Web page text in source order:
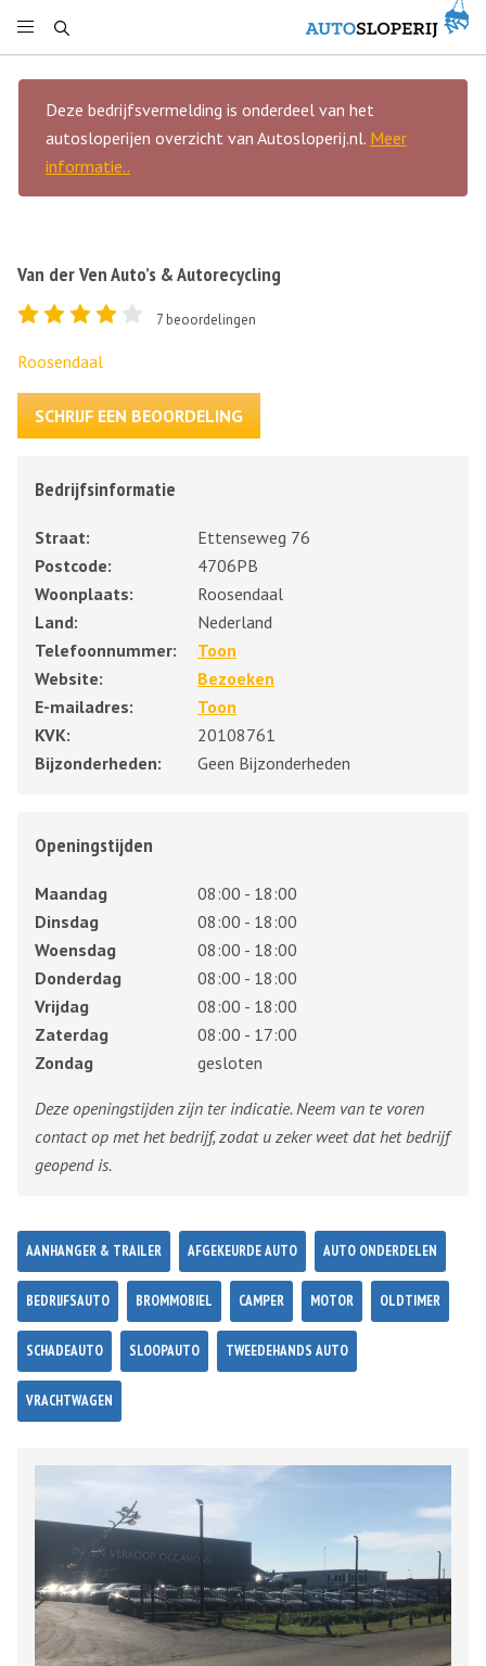
Deze bedrijfsvermelding is onderdeel van het
autosloperijen overzicht van Autosloperij.nl. Meer
informatie..
Van der Ven Auto’s & Autorecycling
7 beoordelingen
Roosendaal
SCHRIJF EEN BEOORDELING
Bedrijfsinformatie
Straat:
Ettenseweg 76
Postcode:
4706PB
Woonplaats:
Roosendaal
Land:
Nederland
Telefoonnummer:
Toon
Website:
Bezoeken
E-mailadres:
Toon
KVK:
20108761
Bijzonderheden:
Geen Bijzonderheden
Openingstijden
Maandag
08:00 - 18:00
Dinsdag
08:00 - 18:00
Woensdag
08:00 - 18:00
Donderdag
08:00 - 18:00
Vrijdag
08:00 - 18:00
Zaterdag
08:00 - 17:00
Zondag
gesloten
Deze openingstijden zijn ter indicatie. Neem van te voren
contact op met het bedrijf, zodat u zeker weet dat het bedrijf
geopend is.
AANHANGER & TRAILER AFGEKEURDE AUTO AUTO ONDERDELEN
BEDRIJFSAUTO BROMMOBIEL CAMPER MOTOR OLDTIMER
SCHADEAUTO SLOOPAUTO TWEEDEHANDS AUTO
VRACHTWAGEN